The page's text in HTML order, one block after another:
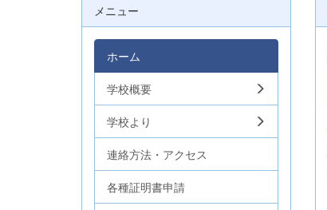
メニュー
ホーム
学校概要
学校より
連絡方法・アクセス
各種証明書申請